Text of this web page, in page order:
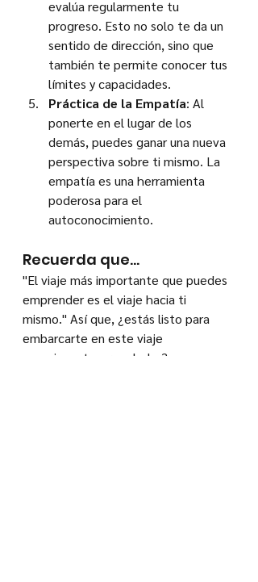
evalúa regularmente tu
progreso. Esto no solo te da un
sentido de dirección, sino que
también te permite conocer tus
límites y capacidades.
Práctica de la Empatía: Al
ponerte en el lugar de los
demás, puedes ganar una nueva
perspectiva sobre ti mismo. La
empatía es una herramienta
poderosa para el
autoconocimiento.
Recuerda que...
"El viaje más importante que puedes
emprender es el viaje hacia ti
mismo." Así que, ¿estás listo para
embarcarte en este viaje
emocionante y revelador?